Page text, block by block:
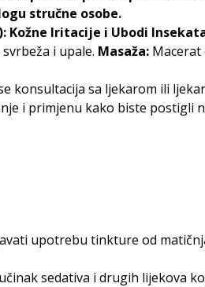
stručne osobe.
Kožne Iritacije i Ubodi
i upale. Masaža: Macerat
konsultacija sa ljekarom ili
i primjenu kako biste postigli
upotrebu tinkture od
sedativa i drugih lijekova